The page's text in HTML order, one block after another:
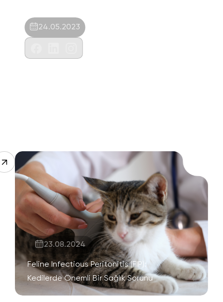
24.05.2023
23.08.2024
Feline Infectious Peritonitis (FIP):
Kedilerde Önemli Bir Sağlık Sorunu